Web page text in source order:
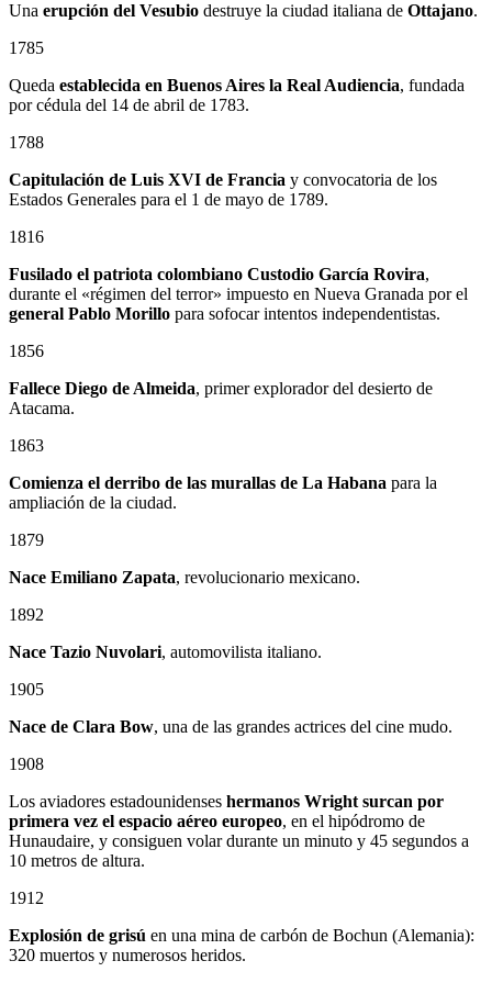
Una erupción del Vesubio destruye la ciudad italiana de Ottajano.
1785
Queda establecida en Buenos Aires la Real Audiencia, fundada
por cédula del 14 de abril de 1783.
1788
Capitulación de Luis XVI de Francia y convocatoria de los
Estados Generales para el 1 de mayo de 1789.
1816
Fusilado el patriota colombiano Custodio García Rovira,
durante el «régimen del terror» impuesto en Nueva Granada por el
general Pablo Morillo para sofocar intentos independentistas.
1856
Fallece Diego de Almeida, primer explorador del desierto de
Atacama.
1863
Comienza el derribo de las murallas de La Habana para la
ampliación de la ciudad.
1879
Nace Emiliano Zapata, revolucionario mexicano.
1892
Nace Tazio Nuvolari, automovilista italiano.
1905
Nace de Clara Bow, una de las grandes actrices del cine mudo.
1908
Los aviadores estadounidenses hermanos Wright surcan por
primera vez el espacio aéreo europeo, en el hipódromo de
Hunaudaire, y consiguen volar durante un minuto y 45 segundos a
10 metros de altura.
1912
Explosión de grisú en una mina de carbón de Bochun (Alemania):
320 muertos y numerosos heridos.